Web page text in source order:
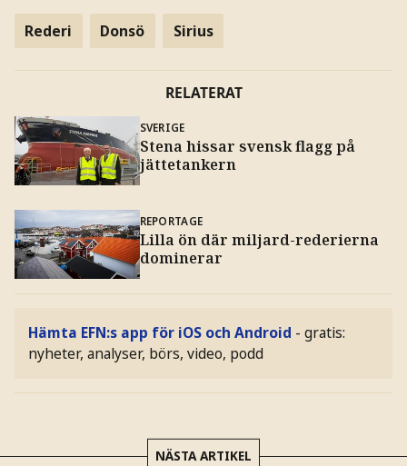
Rederi Donsö Sirius
RELATERAT
SVERIGE
Stena hissar svensk flagg på
jättetankern
REPORTAGE
Lilla ön där miljard-rederierna
dominerar
Hämta EFN:s app för iOS och Android - gratis:
nyheter, analyser, börs, video, podd
NÄSTA ARTIKEL